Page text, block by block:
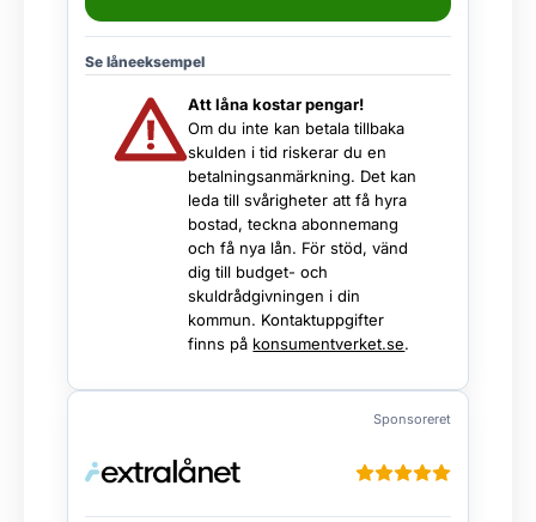
Se låneeksempel
Att låna kostar pengar!
Om du inte kan betala tillbaka
skulden i tid riskerar du en
betalningsanmärkning. Det kan
leda till svårigheter att få hyra
bostad, teckna abonnemang
och få nya lån. För stöd, vänd
dig till budget- och
skuldrådgivningen i din
kommun. Kontaktuppgifter
finns på konsumentverket.se.
Sponsoreret